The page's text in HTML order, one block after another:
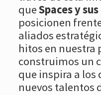
queSpaces y
posicionen
aliados
hitos en
construimos un
que inspira a los
nuevos talentos